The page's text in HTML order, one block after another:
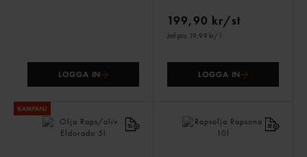
LOGGA IN
199,90 kr/st
Jmf.pris 19,99 kr/ l
LOGGA IN